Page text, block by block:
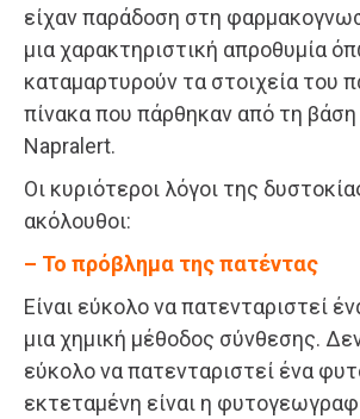
είχαν παράδοση στη
μια χαρακτηριστική απροθυμία
καταμαρτυρούν τα στοιχεία του
πίνακα που πάρθηκαν από τη
Napralert.
Οι κυριότεροι λόγοι της
ακόλουθοι:
– Το πρόβλημα της πατέντας
Είναι εύκολο να πατενταριστεί
μια χημική μέθοδος σύνθεσης. Δεν
εύκολο να πατενταριστεί ένα
εκτεταμένη είναι η